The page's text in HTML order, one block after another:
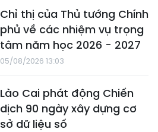
Chỉ thị của Thủ tướng Chính
phủ về các nhiệm vụ trọng
tâm năm học 2026 - 2027
05/08/2026 13:03
Lào Cai phát động Chiến
dịch 90 ngày xây dựng cơ
sở dữ liệu số